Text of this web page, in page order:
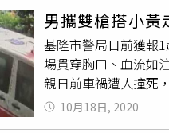
子日前網購項鍊，疑
從指示於ATM前操作
餘額後，再以話術指
打電話到分駐所報案
姓報案人，感謝他的
任何疑慮可撥打165
男攜雙槍搭小
基隆市警局日前獲報
場貫穿胸口、血流如
親日前車禍遭人撞死
後，先要求司機開往
中司機突然聽到後
10月18日, 2020